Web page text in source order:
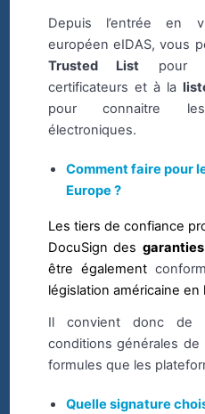
Depuis l’entrée en
européen eIDAS, vous
Trusted List pour
certificateurs et à la
pour connaitre
électroniques.
Comment faire pour
Europe ?
Les tiers de confiance
DocuSign des
être également
législation américaine en
Il convient donc de
conditions générales
formules que les
Quelle signature